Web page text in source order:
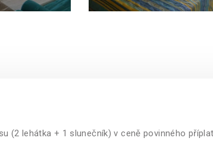
(2 lehátka + 1 slunečník) v ceně povinného